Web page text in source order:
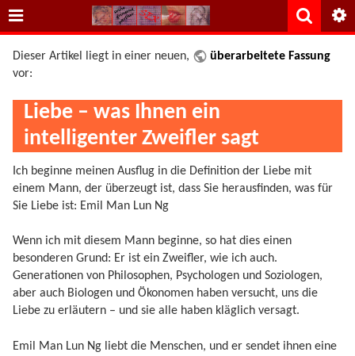
Dieser Artikel liegt in einer neuen,
überarbeitete Fassung
vor:
Liebe – was Ihnen ein
intelligenter Zweifler sagt
Ich beginne meinen Ausflug in die Definition der Liebe mit
einem Mann, der überzeugt ist, dass Sie herausfinden, was für
Sie Liebe ist: Emil Man Lun Ng
Wenn ich mit diesem Mann beginne, so hat dies einen
besonderen Grund: Er ist ein Zweifler, wie ich auch.
Generationen von Philosophen, Psychologen und Soziologen,
aber auch Biologen und Ökonomen haben versucht, uns die
Liebe zu erläutern – und sie alle haben kläglich versagt.
Emil Man Lun Ng liebt die Menschen, und er sendet ihnen eine